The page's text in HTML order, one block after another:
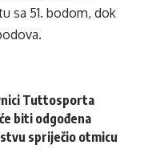
sa 51. bodom, dok
Tuttosporta
biti odgođena
spriječio otmicu